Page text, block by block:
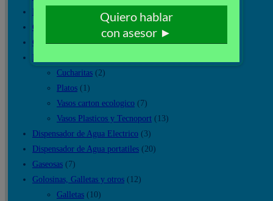
Botellas de Agua
(7)
Cajas de Agua
Canastas Navideñas (18)
Descartables
Cucharitas (2)
Platos (1)
Vasos carton ecologico (7)
Vasos Plasticos y Tecnoport (13)
Dispensador de Agua Electrico (3)
Dispensador de Agua portatiles (20)
Gaseosas (7)
Golosinas, Galletas y otros (12)
Galletas (10)